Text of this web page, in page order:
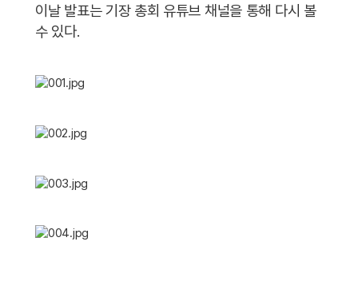
이날 발표는 기장 총회 유튜브 채널을 통해 다시 볼
수 있다.